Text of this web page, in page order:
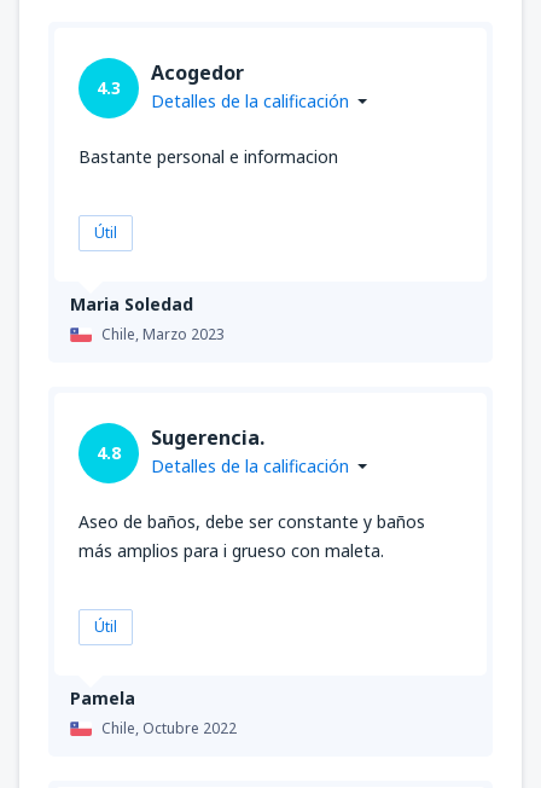
Maria Soledad
Chile,Marzo 2023
4.3
Acogedor
Detalles de la calificación
Bastante personal e informacion
Útil
Pamela
Chile, Octubre 2022
4.8
Sugerencia.
Detalles de la calificación
Aseo de baños, debe ser constante y baños
más amplios para i grueso con maleta.
Útil